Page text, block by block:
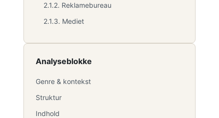
2.1.2. Reklamebureau
2.1.3. Mediet
Analyseblokke
Genre & kontekst
Struktur
Indhold